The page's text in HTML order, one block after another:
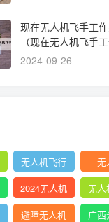
现在无人机飞手工
（现在无人机飞手
吗知乎）
2024-09-26
无人机飞行
申请
无
2024无人机
新规
无人
避障无人机
广